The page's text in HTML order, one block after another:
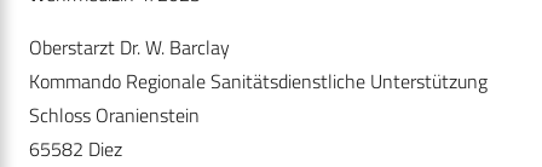
Oberstarzt Dr. W. Barclay
Kommando Regionale Sanitätsdienstliche Unterstützung
Schloss Oranienstein
65582 Diez